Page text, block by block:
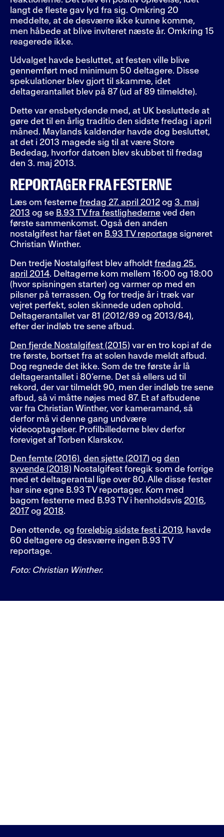
langt de fleste gav lyd fra sig. Omkring 20
meddelte, at de desværre ikke kunne komme,
men håbede at blive inviteret næste år. Omkring 15
reagerede ikke.
Udvalget havde besluttet, at festen ville blive
gennemført med minimum 50 deltagere. Disse
spekulationer blev gjort til skamme, idet
deltagerantallet blev på 87 (ud af 89 tilmeldte).
Dette var ensbetydende med, at UK besluttede at
gøre det til en årlig traditio den sidste fredag i april
måned. Maylands kaldender havde dog besluttet,
at det i 2013 magede sig til at være Store
Bededag, hvorfor datoen blev skubbet til fredag
den 3. maj 2013.
REPORTAGER FRA FESTERNE
Læs om festerne fredag 27. april 2012 og 3. maj
2013 og se B.93 TV fra festlighederne ved den
første sammenkomst. Også den anden
nostalgifest har fået en B.93 TV reportage signeret
Christian Winther.
Den tredje Nostalgifest blev afholdt fredag 25.
april 2014. Deltagerne kom mellem 16:00 og 18:00
(hvor spisningen starter) og varmer op med en
pilsner på terrassen. Og for tredje år i træk var
vejret perfekt, solen skinnede uden ophold.
Deltagerantallet var 81 (2012/89 og 2013/84),
efter der indløb tre sene afbud.
Den fjerde Nostalgifest (2015) var en tro kopi af de
tre første, bortset fra at solen havde meldt afbud.
Dog regnede det ikke. Som de tre første år lå
deltagerantallet i 80’erne. Det så ellers ud til
rekord, der var tilmeldt 90, men der indløb tre sene
afbud, så vi måtte nøjes med 87. Et af afbudene
var fra Christian Winther, vor kameramand, så
derfor må vi denne gang undvære
videooptagelser. Profilbillederne blev derfor
foreviget af Torben Klarskov.
Den femte (2016), den sjette (2017) og den
syvende (2018) Nostalgifest foregik som de forrige
med et deltagerantal lige over 80. Alle disse fester
har sine egne B.93 TV reportager. Kom med
bagom festerne med B.93 TV i henholdsvis 2016,
2017 og 2018.
Den ottende, og foreløbig sidste fest i 2019, havde
60 deltagere og desværre ingen B.93 TV
reportage.
Foto: Christian Winther.